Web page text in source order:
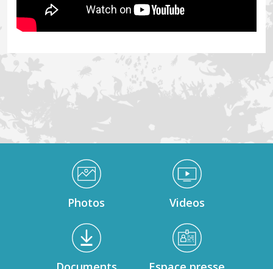
Médiathèque Footer
Photos Videos